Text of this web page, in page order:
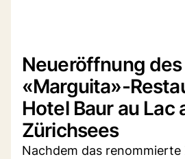
Neueröffnung des
«Marguita»-
Hotel Baur au Lac
Zürichsees
Nachdem das renommierte